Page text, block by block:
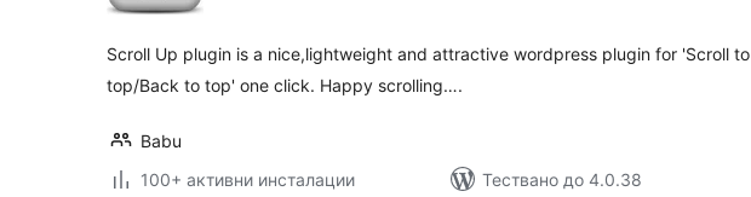
Scroll Up plugin is a nice,lightweight and attractive wordpress plugin for 'Scroll to
top/Back to top' one click. Happy scrolling….
Babu
100+ активни инсталации
Тествано до 4.0.38